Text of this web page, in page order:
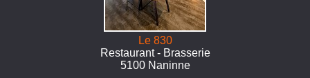
Le 830
Restaurant - Brasserie
5100 Naninne